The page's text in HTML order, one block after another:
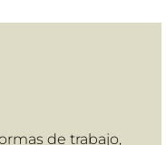
de trabajo,